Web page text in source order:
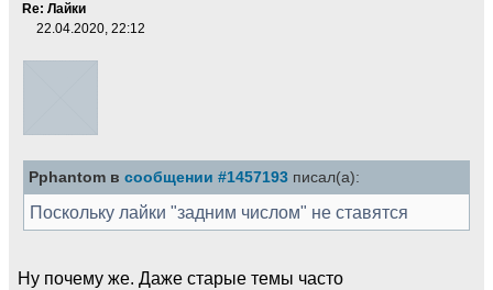
Re: Лайки
22.04.2020, 22:12
Pphantom в сообщении #1457193 писал(а):
Поскольку лайки "задним числом" не ставятся
Ну почему же. Даже старые темы часто